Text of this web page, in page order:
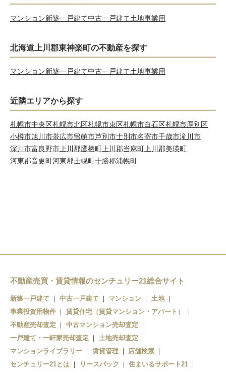
マンション新築一戸建て中古一戸建て土地事業用
北海道上川郡東神楽町の不動産を探す
マンション新築一戸建て中古一戸建て土地事業用
近隣エリアから探す
札幌市中央区札幌市北区札幌市東区札幌市白石区札幌市厚別区
小樽市旭川市帯広市留萌市芦別市士別市名寄市千歳市滝川市
深川市富良野市上川郡鷹栖町上川郡当麻町上川郡美瑛町
河東郡音更町河東郡士幌町十勝郡浦幌町
不動産売買・賃貸情報のセンチュリー21総合サイト
新築一戸建て 中古一戸建て マンション
土地
事業投資用物件
賃貸住宅（賃貸マンション・アパート）
不動産売却査定
中古マンション売却査定
一戸建て・一軒家売却査定
土地売却査定
マンションライブラリー
賃貸管理
店舗検索
センチュリー21とは
リースバック
住まいるサポート21